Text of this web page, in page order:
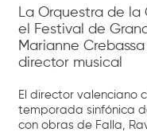
La Orquestra de
el Festival de
Marianne
director musical
El director valenciano
temporada sinfónica
con obras de Falla,